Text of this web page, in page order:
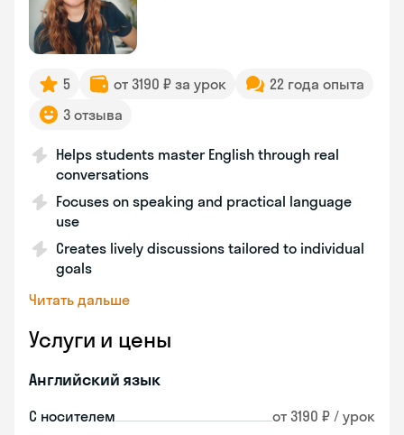
5 от 3190 ₽ за урок
22 года опыта
3 отзыва
Helps students master English through real
conversations
Focuses on speaking and practical language
use
Creates lively discussions tailored to individual
goals
Читать дальше
Услуги и цены
Английский язык
С носителем от 3190 ₽ / урок